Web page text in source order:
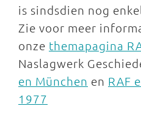
is sindsdien nog
Zie voor meer
onze themapagina
Naslagwerk
en München en RAF
1977